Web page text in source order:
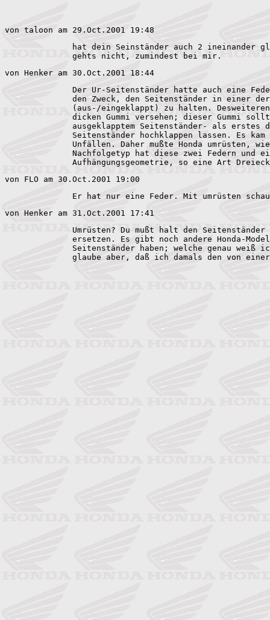
von taloon am 29.Oct.2001 19:48
hat dein Seinständer auch 2 ineinander
gehts nicht, zumindest bei mir.
von Henker am 30.Oct.2001 18:44
Der Ur-Seitenständer hatte auch eine
den Zweck, den Seitenständer in einer
(aus-/eingeklappt) zu halten.
dicken Gummi versehen; dieser Gummi
ausgeklapptem Seitenständer- als erstes
Seitenständer hochklappen lassen. Es kam
Unfällen. Daher mußte Honda umrüsten,
Nachfolgetyp hat diese zwei Federn und
Aufhängungsgeometrie, so eine Art
von FLO am 30.Oct.2001 19:00
Er hat nur eine Feder. Mit umrüsten
von Henker am 31.Oct.2001 17:41
Umrüsten? Du mußt halt den Seitenständer
ersetzen. Es gibt noch andere Honda-
Seitenständer haben; welche genau weiß
glaube aber, daß ich damals den von